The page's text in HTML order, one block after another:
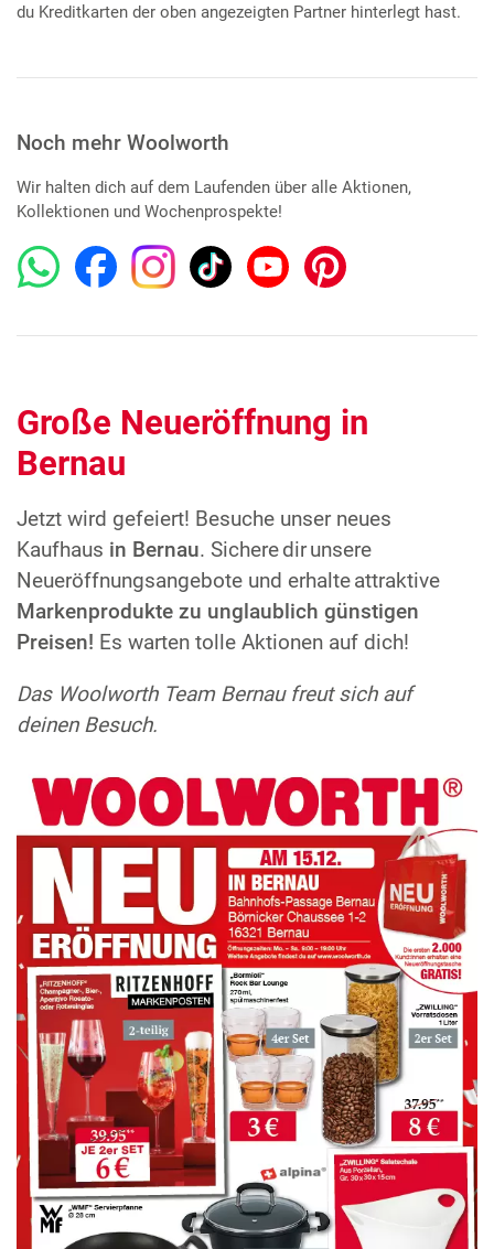
du Kreditkarten der oben angezeigten Partner hinterlegt hast.
Noch mehr Woolworth
Wir halten dich auf dem Laufenden über alle Aktionen,
Kollektionen und Wochenprospekte!
Große Neueröffnung in
Bernau
Jetzt wird gefeiert! Besuche unser neues
Kaufhaus in Bernau. Sichere dir unsere
Neueröffnungsangebote und erhalte attraktive
Markenprodukte zu unglaublich günstigen
Preisen! Es warten tolle Aktionen auf dich!
Das Woolworth Team Bernaufreut sich auf
deinen Besuch.